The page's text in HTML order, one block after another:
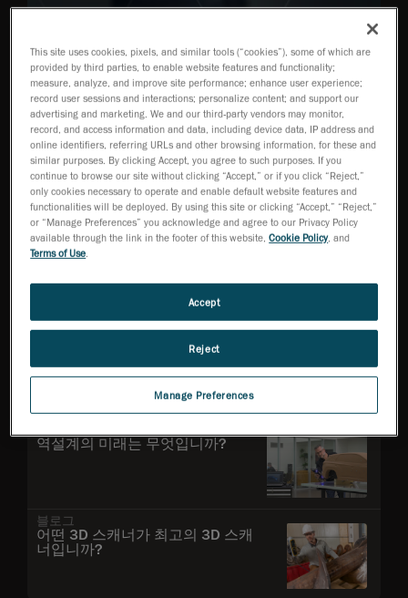
The Difference Between Stated
Accuracy and Accredited Accuracy
더 보기
가장 많이 본
블로그
3D 스캐너를 통해 자동화 제조 품질
초도품 검사를 개선하고, 최적화하며,
그 기간을 단축하는 방법
블로그
역설계의 미래는 무엇입니까?
블로그
어떤 3D 스캐너가 최고의 3D 스캐
너입니까?
This site uses cookies, pixels, and similar tools (“cookies”), some of which are
provided by third parties, to enable website features and functionality;
measure, analyze, and improve site performance; enhance user experience;
record user sessions and interactions; personalize content; and support our
advertising and marketing. We and our third-party vendors may monitor,
record, and access information and data, including device data, IP address and
online identifiers, referring URLs and other browsing information, for these and
similar purposes. By clicking Accept, you agree to such purposes. If you
continue to browse our site without clicking “Accept,” or if you click “Reject,”
only cookies necessary to operate and enable default website features and
functionalities will be deployed. By using this site or clicking “Accept,” “Reject,”
or “Manage Preferences” you acknowledge and agree to our Privacy Policy
available through the link in the footer of this website,Cookie Policy, and
Terms of Use.
Manage Preferences
Reject
Accept